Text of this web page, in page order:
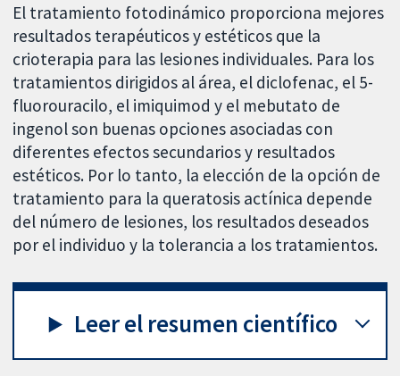
El tratamiento fotodinámico proporciona mejores
resultados terapéuticos y estéticos que la
crioterapia para las lesiones individuales. Para los
tratamientos dirigidos al área, el diclofenac, el 5-
fluorouracilo, el imiquimod y el mebutato de
ingenol son buenas opciones asociadas con
diferentes efectos secundarios y resultados
estéticos. Por lo tanto, la elección de la opción de
tratamiento para la queratosis actínica depende
del número de lesiones, los resultados deseados
por el individuo y la tolerancia a los tratamientos.
Leer el resumen científico